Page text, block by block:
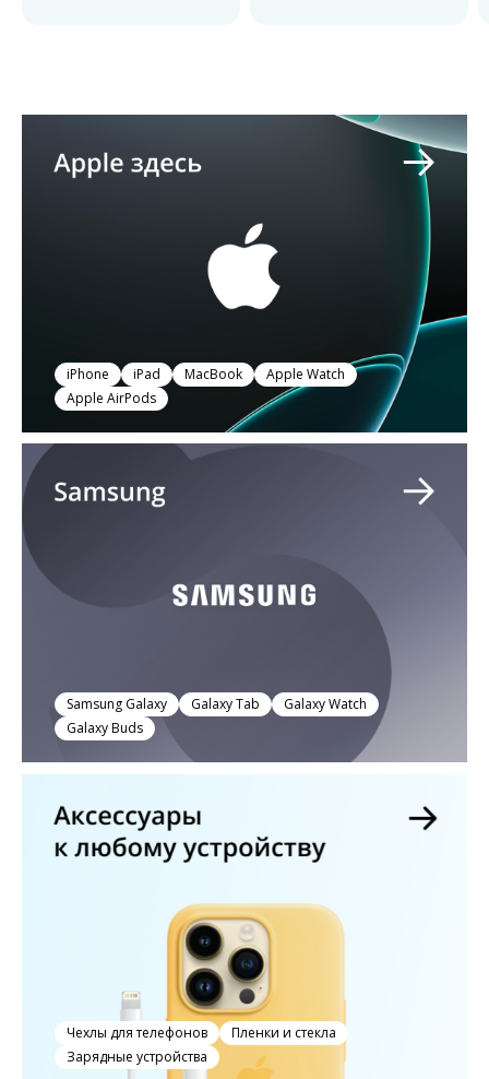
iPhone iPad MacBook
Apple Watch
Apple AirPods
Samsung Galaxy Galaxy Tab
Galaxy Watch
Galaxy Buds
Чехлы для телефонов
Пленки и стекла
Зарядные устройства